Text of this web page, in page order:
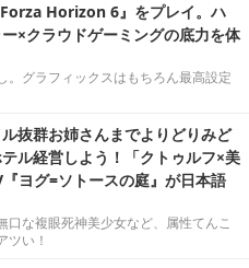
Horizon 6』をプレイ。ハ
×クラウドゲーミングの底力を体
。グラフィックスはもちろん最高設定
抜群お姉さんまでよりどりみど
ル経営しよう！「クトゥルフ×美
ヨグ=ソトースの庭』が日本語
口な複眼死神美少女など、属性てんこ
ツい！